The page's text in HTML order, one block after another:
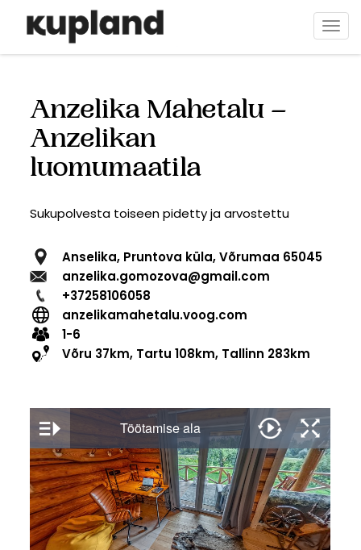
pääsisältöön
Anzelika Mahetalu –
Anzelikan
luomumaatila
Sukupolvesta toiseen pidetty ja arvostettu
Anselika, Pruntova küla, Võrumaa 65045
anzelika.gomozova@gmail.com
+37258106058
anzelikamahetalu.voog.com
1-6
Võru 37km, Tartu 108km, Tallinn 283km